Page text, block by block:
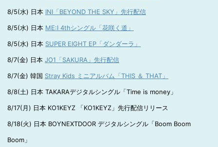
8/5(水) 日本 INI「BEYOND THE SKY」先行配信
8/5(水) 日本 ME:I 4thシングル「花咲く道」
8/5(水) 日本 SUPER EIGHT EP「ダンダーラ」
8/7(金) 日本 JO1「SAKURA」先行配信
8/7(金) 韓国 Stray Kids ミニアルバム「THIS ＆ THAT」
8/8(土) 日本 TAKARAデジタルシングル「Time is money」
8/17(月) 日本 KO1KEYZ 「KO1KEYZ」先行配信リリース
8/18(火) 日本 BOYNEXTDOOR デジタルシングル「Boom Boom
Boom」